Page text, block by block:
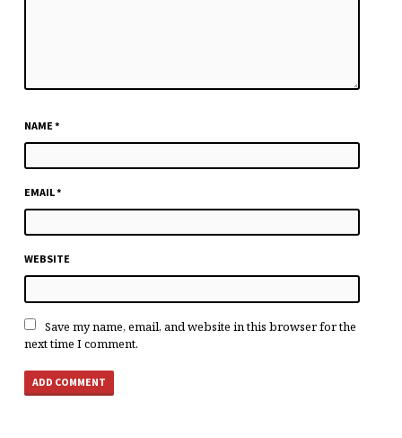
NAME *
EMAIL*
WEBSITE
Save my name, email, and website in this browser for the
next time I comment.